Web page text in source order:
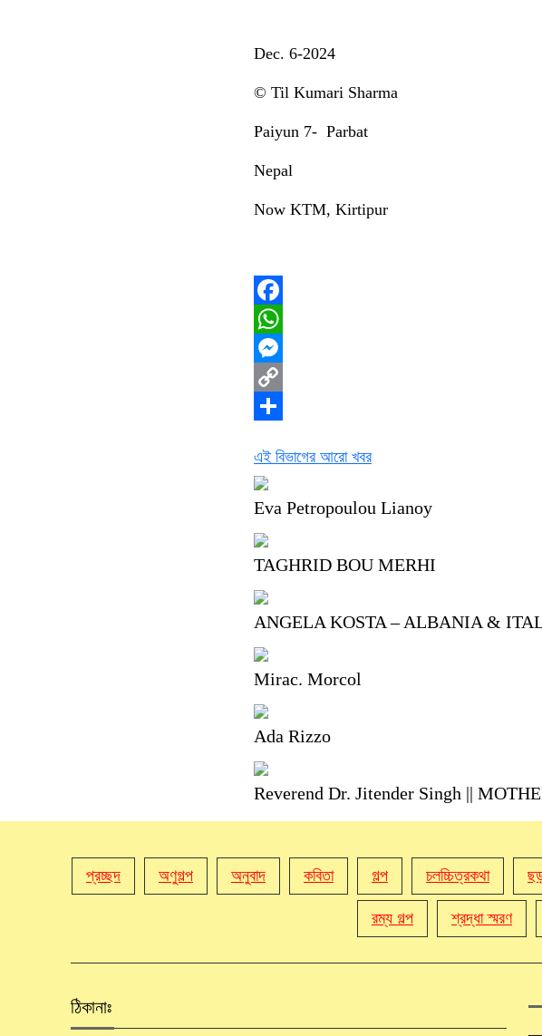
Dec. 6-2024
© Til Kumari Sharma
Paiyun 7- Parbat
Nepal
Now KTM, Kirtipur
Facebook
WhatsApp
Messenger
Copy
এই বিভাগের আরো খবর
Eva Petropoulou Lianoy
TAGHRID BOU MERHI
ANGELA KOSTA – ALBANIA &
Mirac. Morcol
Ada Rizzo
Reverend Dr. Jitender Singh ||
প্রচ্ছদ অণুগল্প অনুবাদ কবিতা গল্প চলচ্চিত্রকথা
রম্য গল্প শ্রদ্ধা স্মরণ
ঠিকানাঃ